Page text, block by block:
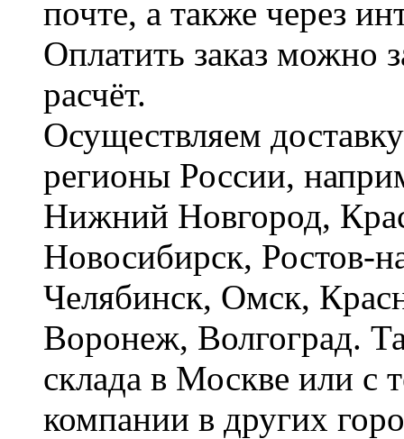
почте, а также через
Оплатить заказ можно
расчёт.
Осуществляем
регионы России,
Нижний Новгород,
Новосибирск, Ростов-
Челябинск, Омск,
Воронеж, Волгоград.
склада в Москве или с
компании в других